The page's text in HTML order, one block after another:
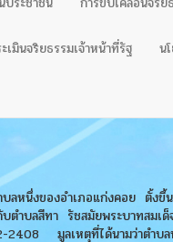
เมินจริยธรรมเจ้าหน้าที่รัฐ น
หนึ่งของอำเภอแก่งคอย ตั้
บลสีทา รัชสมัยพระบาทสมเ
2408 มูลเหตุที่ได้นามว่าตำ